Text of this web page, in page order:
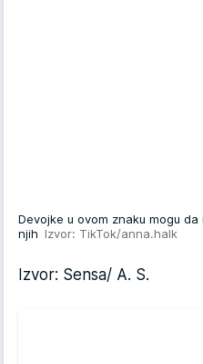
Devojke u ovom znaku mogu
njih Izvor: TikTok/anna.halk
Izvor: Sensa/ A. S.